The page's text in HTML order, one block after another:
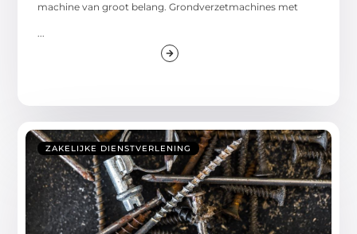
machine van groot belang. Grondverzetmachines met
ZAKELIJKE DIENSTVERLENING